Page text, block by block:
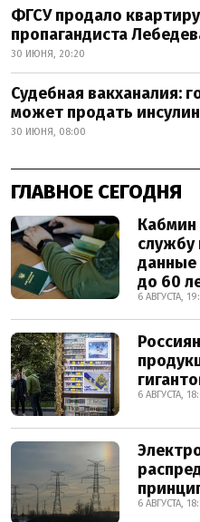
ФГСУ продало
пропагандиста
30 ИЮНЯ, 20:20
Судебная вакханалия:
может продать
30 ИЮНЯ, 08:00
ГЛАВНОЕ СЕГОДНЯ
Кабмин
данные
до 60
6 АВГУСТА,
6 АВГУСТА,
6 АВГУСТА,